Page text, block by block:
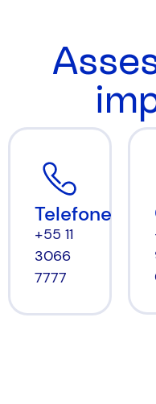
Telefone
+55 11
3066
7777